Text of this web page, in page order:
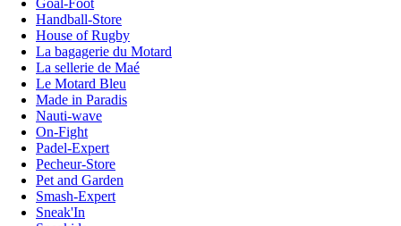
Handball-Store
House of Rugby
La bagagerie du Motard
La sellerie de Maé
Le Motard Bleu
Made in Paradis
Nauti-wave
On-Fight
Padel-Expert
Pecheur-Store
Pet and Garden
Smash-Expert
Sneak'In